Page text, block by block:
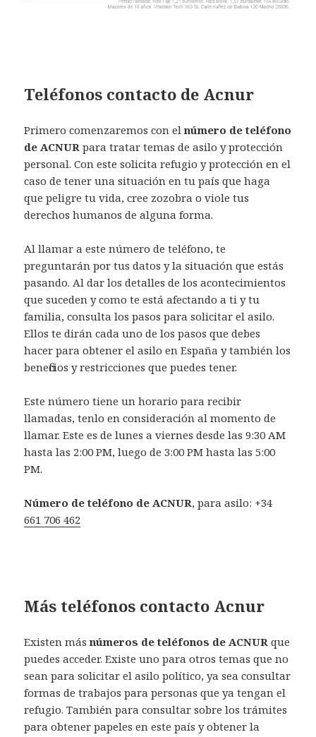
Teléfonos contacto de Acnur
Primero comenzaremos con elnúmero de teléfono
de ACNUR para tratar temas de asilo y protección
personal. Con este solicita refugio y protección en el
caso de tener una situación en tu país que haga
que peligre tu vida, cree zozobra o viole tus
derechos humanos de alguna forma.
Al llamar a este número de teléfono, te
preguntarán por tus datos y la situación que estás
pasando. Al dar los detalles de los acontecimientos
que suceden y como te está afectando a ti y tu
familia, consulta los pasos para solicitar el asilo.
Ellos te dirán cada uno de los pasos que debes
hacer para obtener el asilo en España y también los
beneficios y restricciones que puedes tener.
Este número tiene un horario para recibir
llamadas, tenlo en consideración al momento de
llamar. Este es de lunes a viernes desde las 9:30 AM
hasta las 2:00 PM, luego de 3:00 PM hasta las 5:00
PM.
Número de teléfono de ACNUR, para asilo: +34
661 706 462
Más teléfonos contacto Acnur
Existen másnúmeros de teléfonos de ACNUR que
puedes acceder. Existe uno para otros temas que no
sean para solicitar el asilo político, ya sea consultar
formas de trabajos para personas que ya tengan el
refugio. También para consultar sobre los trámites
para obtener papeles en este país y obtener la